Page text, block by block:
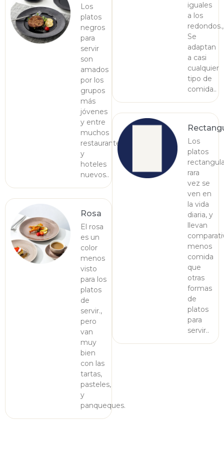
Los
platos
negros
para
servir
son
amados
por los
grupos
más
jóvenes
y entre
muchos
restaurantes
y
hoteles
nuevos..
Rosa
El rosa
es un
color
menos
visto
para los
platos
de
servir.,
pero
van
muy
bien
con las
tartas,
pasteles,
y
panqueques.
iguales
a los
redondos.,
Se
adaptan
a casi
cualquier
tipo de
comida..
Los
platos
rara
vez se
ven en
la vida
diaria, y
llevan
menos
comida
que
otras
formas
de
platos
para
servir..